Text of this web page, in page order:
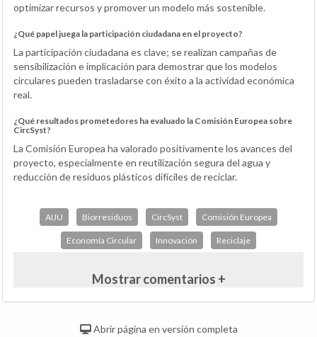
optimizar recursos y promover un modelo más sostenible.
¿Qué papel juega la participación ciudadana en el proyecto?
La participación ciudadana es clave; se realizan campañas de
sensibilización e implicación para demostrar que los modelos
circulares pueden trasladarse con éxito a la actividad económica
real.
¿Qué resultados prometedores ha evaluado la Comisión Europea sobre
CircSyst?
La Comisión Europea ha valorado positivamente los avances del
proyecto, especialmente en reutilización segura del agua y
reducción de residuos plásticos difíciles de reciclar.
AIJU Biorresiduos CircSyst Comisión Europea
Economía Circular Innovación Reciclaje
Mostrar comentarios +
Abrir página en versión completa